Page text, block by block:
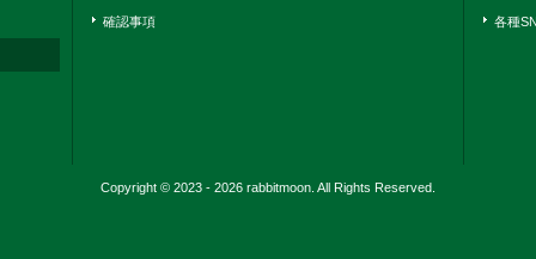
確認事項 各種
Copyright © 2023 - 2026 rabbitmoon. All Rights Reserved.